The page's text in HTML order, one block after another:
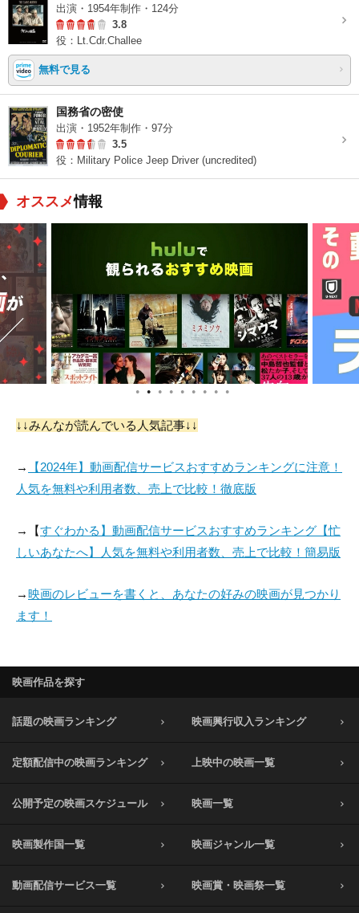
出演・1954年制作・124分
3.8
役：Lt.Cdr.Challee
無料で見る
国務省の密使
出演・1952年制作・97分
3.5
役：Military Police Jeep Driver (uncredited)
オススメ情報
● ● ● ● ● ● ● ● ●
↓↓みんなが読んでいる人気記事↓↓
→
【2024年】動画配信サービスおすすめランキングに注意！
人気を無料や利用者数、売上で比較！徹底版
→【すぐわかる】動画配信サービスおすすめランキング【忙
しいあなたへ】人気を無料や利用者数、売上で比較！簡易版
→映画のレビューを書くと、あなたの好みの映画が見つかり
ます！
映画作品を探す
話題の映画ランキング 映画興行収入ランキング
定額配信中の映画ランキング 上映中の映画一覧
公開予定の映画スケジュール 映画一覧
映画製作国一覧 映画ジャンル一覧
動画配信サービス一覧 映画賞・映画祭一覧